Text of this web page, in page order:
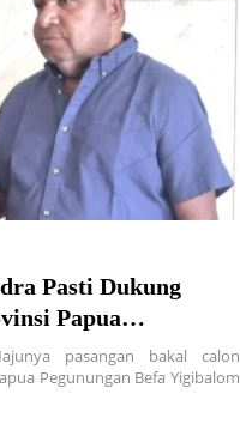
Pasti Dukung
Papua
pasangan bakal calon
Pegunungan Befa Yigibalom